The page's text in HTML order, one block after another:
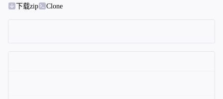
下载zip
Clone